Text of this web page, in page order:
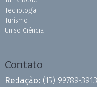
Tecnologia
Turismo
Uniso Ciência
Contato
Redação: (15) 99789-3913